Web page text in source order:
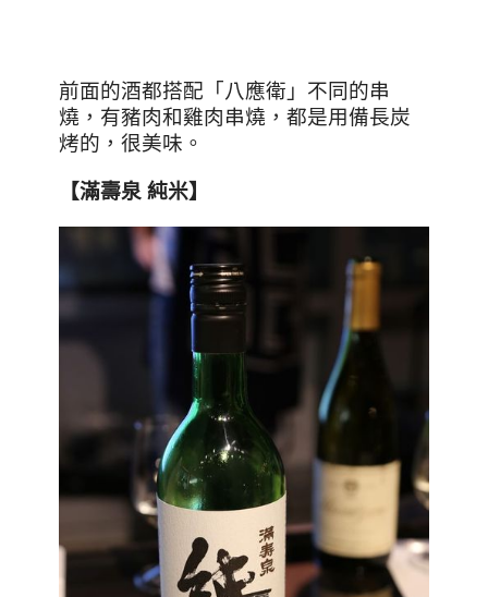
前面的酒都搭配「八應衛」不同的串
燒，有豬肉和雞肉串燒，都是用備長炭
烤的，很美味。
【滿壽泉 純米】